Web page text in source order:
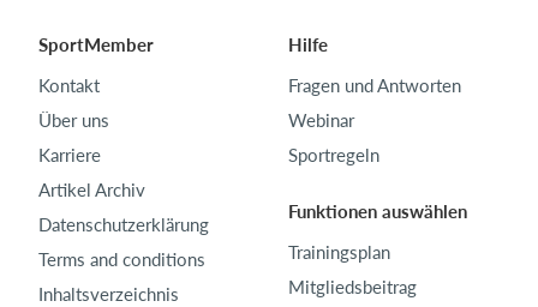
SportMember
Kontakt
Über uns
Karriere
Artikel Archiv
Datenschutzerklärung
Terms and conditions
Inhaltsverzeichnis
Hilfe
Fragen und Antworten
Webinar
Sportregeln
Funktionen auswählen
Trainingsplan
Mitgliedsbeitrag